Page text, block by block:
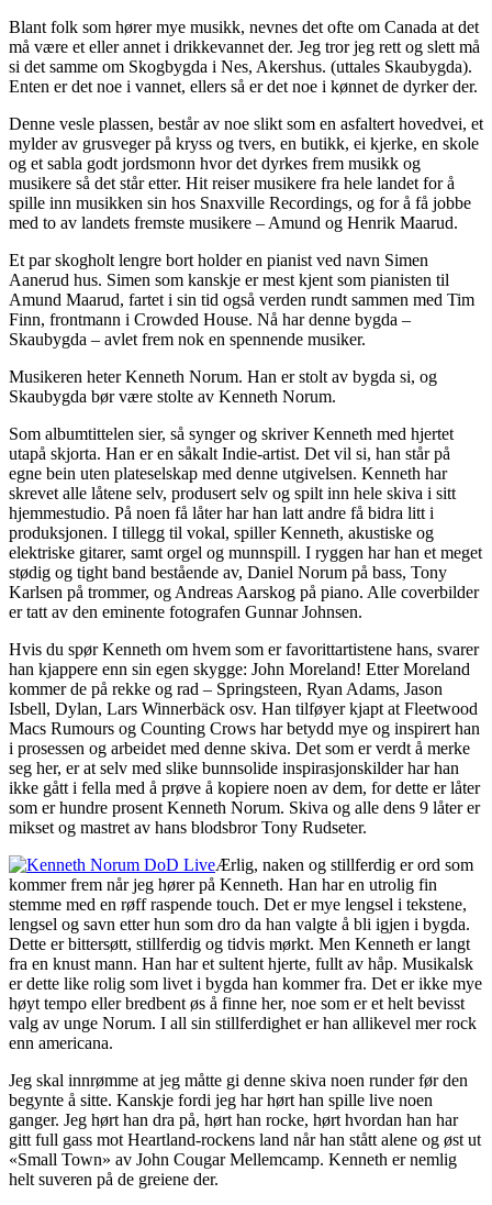
Blant folk som hører mye musikk, nevnes det ofte om Canada at det
må være et eller annet i drikkevannet der. Jeg tror jeg rett og slett må
si det samme om Skogbygda i Nes, Akershus. (uttales Skaubygda).
Enten er det noe i vannet, ellers så er det noe i kønnet de dyrker der.
Denne vesle plassen, består av noe slikt som en asfaltert hovedvei, et
mylder av grusveger på kryss og tvers, en butikk, ei kjerke, en skole
og et sabla godt jordsmonn hvor det dyrkes frem musikk og
musikere så det står etter. Hit reiser musikere fra hele landet for å
spille inn musikken sin hos Snaxville Recordings, og for å få jobbe
med to av landets fremste musikere – Amund og Henrik Maarud.
Et par skogholt lengre bort holder en pianist ved navn Simen
Aanerud hus. Simen som kanskje er mest kjent som pianisten til
Amund Maarud, fartet i sin tid også verden rundt sammen med Tim
Finn, frontmann i Crowded House. Nå har denne bygda –
Skaubygda – avlet frem nok en spennende musiker.
Musikeren heter Kenneth Norum. Han er stolt av bygda si, og
Skaubygda bør være stolte av Kenneth Norum.
Som albumtittelen sier, så synger og skriver Kenneth med hjertet
utapå skjorta. Han er en såkalt Indie-artist. Det vil si, han står på
egne bein uten plateselskap med denne utgivelsen. Kenneth har
skrevet alle låtene selv, produsert selv og spilt inn hele skiva i sitt
hjemmestudio. På noen få låter har han latt andre få bidra litt i
produksjonen. I tillegg til vokal, spiller Kenneth, akustiske og
elektriske gitarer, samt orgel og munnspill. I ryggen har han et meget
stødig og tight band bestående av, Daniel Norum på bass, Tony
Karlsen på trommer, og Andreas Aarskog på piano. Alle coverbilder
er tatt av den eminente fotografen Gunnar Johnsen.
Hvis du spør Kenneth om hvem som er favorittartistene hans, svarer
han kjappere enn sin egen skygge: John Moreland! Etter Moreland
kommer de på rekke og rad – Springsteen, Ryan Adams, Jason
Isbell, Dylan, Lars Winnerbäck osv. Han tilføyer kjapt at Fleetwood
Macs Rumours og Counting Crows har betydd mye og inspirert han
i prosessen og arbeidet med denne skiva. Det som er verdt å merke
seg her, er at selv med slike bunnsolide inspirasjonskilder har han
ikke gått i fella med å prøve å kopiere noen av dem, for dette er låter
som er hundre prosent Kenneth Norum. Skiva og alle dens 9 låter er
mikset og mastret av hans blodsbror Tony Rudseter.
Ærlig, naken og stillferdig er ord som
kommer frem når jeg hører på Kenneth. Han har en utrolig fin
stemme med en røff raspende touch. Det er mye lengsel i tekstene,
lengsel og savn etter hun som dro da han valgte å bli igjen i bygda.
Dette er bittersøtt, stillferdig og tidvis mørkt. Men Kenneth er langt
fra en knust mann. Han har et sultent hjerte, fullt av håp. Musikalsk
er dette like rolig som livet i bygda han kommer fra. Det er ikke mye
høyt tempo eller bredbent øs å finne her, noe som er et helt bevisst
valg av unge Norum. I all sin stillferdighet er han allikevel mer rock
enn americana.
Jeg skal innrømme at jeg måtte gi denne skiva noen runder før den
begynte å sitte. Kanskje fordi jeg har hørt han spille live noen
ganger. Jeg hørt han dra på, hørt han rocke, hørt hvordan han har
gitt full gass mot Heartland-rockens land når han stått alene og øst ut
«Small Town» av John Cougar Mellemcamp. Kenneth er nemlig
helt suveren på de greiene der.